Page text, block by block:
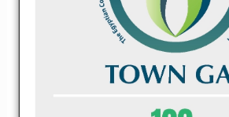
محمود مساعد رئيس عش الملاحة للشئون